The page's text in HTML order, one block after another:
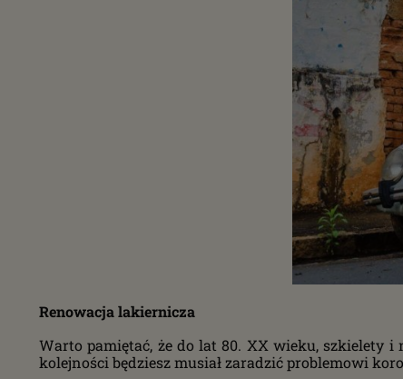
Renowacja lakiernicza
Warto pamiętać, że do lat 80. XX wieku, szkielety i
kolejności będziesz musiał zaradzić problemowi